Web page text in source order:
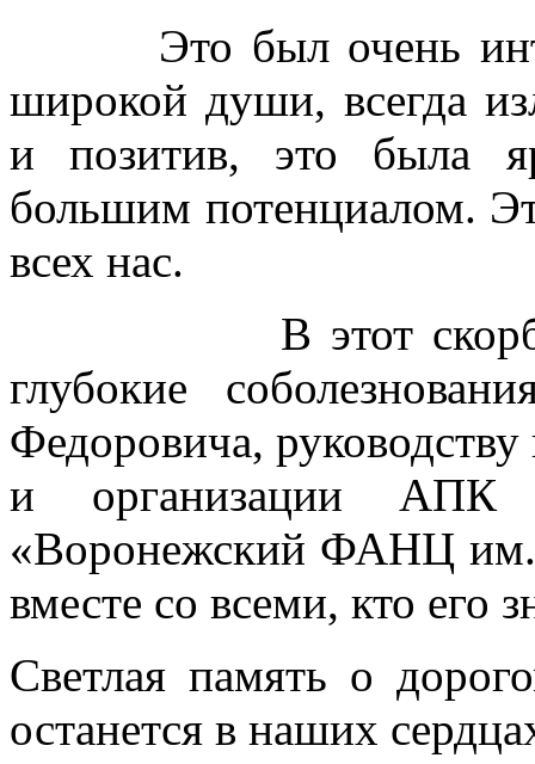
Это был очень
широкой души, всегда
и позитив, это была
большим потенциалом.
всех нас.
В этот скорбный
глубокие
Федоровича,
и организации
«Воронежский ФАНЦ
вместе со всеми, кто его
Светлая память о
останется в наших